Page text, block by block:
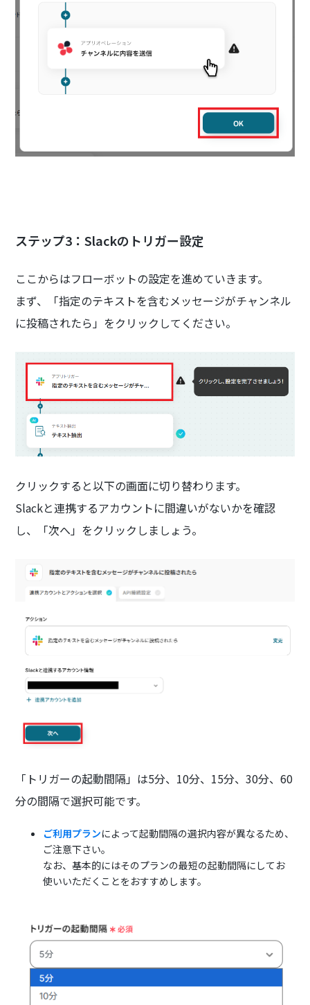
ステップ3：Slackのトリガー設定
ここからはフローボットの設定を進めていきます。
まず、「指定のテキストを含むメッセージがチャンネル
に投稿されたら」をクリックしてください。
クリックすると以下の画面に切り替わります。
Slackと連携するアカウントに間違いがないかを確認
し、「次へ」をクリックしましょう。
「トリガーの起動間隔」は5分、10分、15分、30分、60
分の間隔で選択可能です。
ご利用プランによって起動間隔の選択内容が異なるため、
ご注意下さい。
なお、基本的にはそのプランの最短の起動間隔にしてお
使いいただくことをおすすめします。